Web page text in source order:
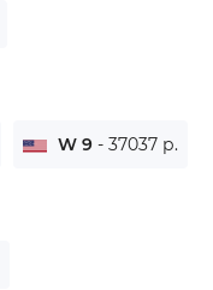
W 9 - 37037 р.